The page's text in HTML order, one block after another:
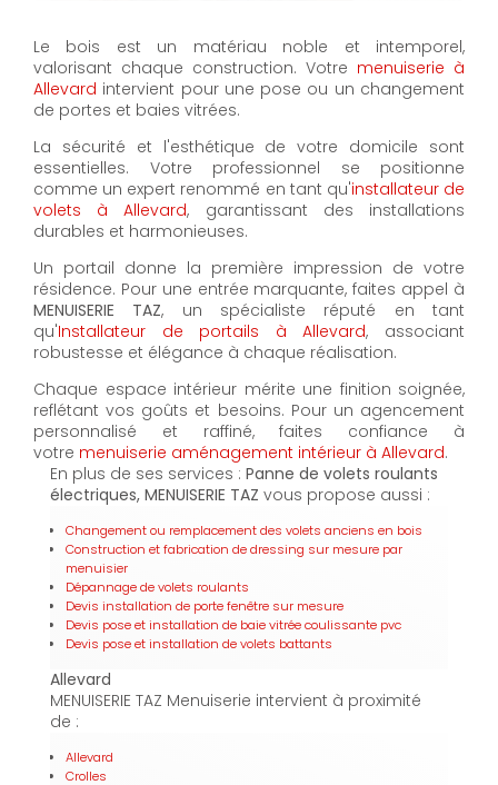
Le bois est un matériau noble et intemporel,
valorisant chaque construction. Votre menuiserie à
Allevard intervient pour une pose ou un changement
de portes et baies vitrées.
La sécurité et l'esthétique de votre domicile sont
essentielles. Votre professionnel se positionne
comme un expert renommé en tant qu'installateur de
volets à Allevard, garantissant des installations
durables et harmonieuses.
Un portail donne la première impression de votre
résidence. Pour une entrée marquante, faites appel à
MENUISERIE TAZ, un spécialiste réputé en tant
qu'Installateur de portails à Allevard, associant
robustesse et élégance à chaque réalisation.
Chaque espace intérieur mérite une finition soignée,
reflétant vos goûts et besoins. Pour un agencement
personnalisé et raffiné, faites confiance à
votre menuiserie aménagement intérieur à Allevard.
En plus de ses services : Panne de volets roulants
électriques, MENUISERIE TAZ vous propose aussi :
Changement ou remplacement des volets anciens en bois
Construction et fabrication de dressing sur mesure par
menuisier
Dépannage de volets roulants
Devis installation de porte fenêtre sur mesure
Devis pose et installation de baie vitrée coulissante pvc
Devis pose et installation de volets battants
Allevard
MENUISERIE TAZ Menuiserie intervient à proximité
de :
Allevard
Crolles